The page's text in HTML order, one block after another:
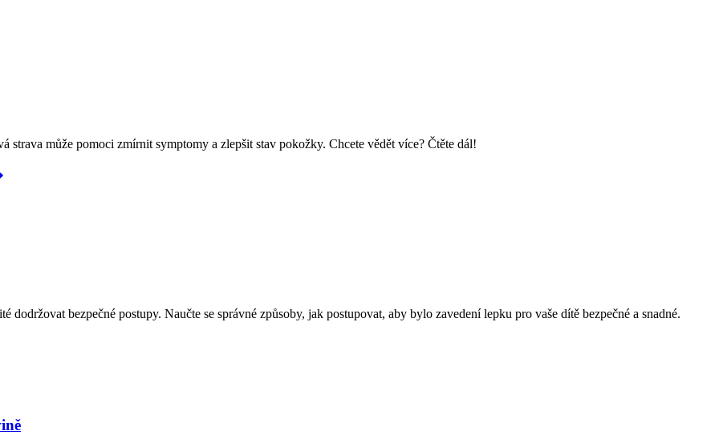
strava může pomoci zmírnit symptomy a zlepšit stav pokožky. Chcete vědět více? Čtěte dál!
dodržovat bezpečné postupy. Naučte se správné způsoby, jak postupovat, aby bylo zavedení lepku pro vaše dítě bezpečné a snadné.